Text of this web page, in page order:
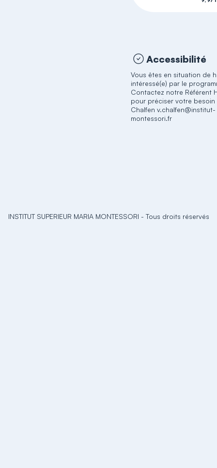
Accessibilité
Vous êtes en situation de
intéressé(e) par le
Contactez notre Référent
pour préciser votre besoin
Chalfen v.chalfen@institut-
montessori.fr
INSTITUT SUPERIEUR MARIA MONTESSORI - Tous droits réservés